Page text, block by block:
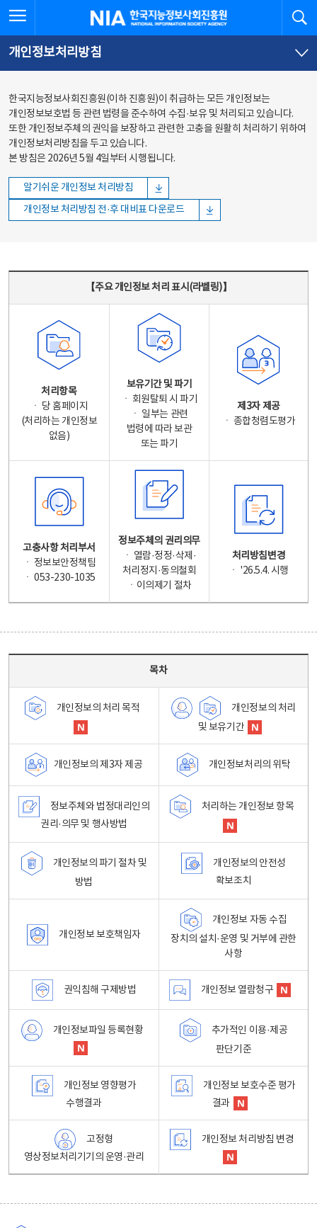
바로가기
바로가기
한국지능정보사회진흥원
개인정보처리방침
한국지능정보사회진흥원(이하 진흥원)이 취급하는 모든 개인정보는
개인정보보호법 등 관련 법령을 준수하여 수집·보유 및 처리되고 있습니다.
또한 개인정보주체의 권익을 보장하고 관련한 고충을 원활히 처리하기 위하여
개인정보처리방침을 두고 있습니다.
본 방침은 2026년 5월 4일부터 시행됩니다.
알기쉬운 개인정보 처리방침
개인정보 처리방침 전·후 대비표 다운로드
【주요 개인정보 처리 표시(라벨링)】
처리항목
ㆍ 당 홈페이지
(처리하는 개인정보
없음)
보유기간 및 파기
ㆍ 회원탈퇴 시 파기
ㆍ 일부는 관련
법령에 따라 보관
또는 파기
제3자 제공
ㆍ 종합청렴도평가
고충사항 처리부서
ㆍ 정보보안정책팀
ㆍ 053-230-1035
정보주체의 권리의무
ㆍ 열람·정정·삭제·
처리정지·동의철회
ㆍ이의제기 절차
처리방침변경
ㆍ '26.5.4. 시행
목차
개인정보의 처리 목적
개인정보의 처리
및 보유기간
개인정보의 제3자 제공 개인정보처리의 위탁
정보주체와 법정대리인의
권리·의무 및 행사방법
처리하는 개인정보 항목
개인정보의 파기 절차 및
방법
개인정보의 안전성
확보조치
개인정보 보호책임자
개인정보 자동 수집
장치의 설치·운영 및 거부에 관한
사항
권익침해 구제방법 개인정보 열람청구
개인정보파일 등록현황
추가적인 이용·제공
판단기준
개인정보 영향평가
수행결과
개인정보 보호수준 평가
결과
고정형
영상정보처리기기의 운영·관리
개인정보 처리방침 변경